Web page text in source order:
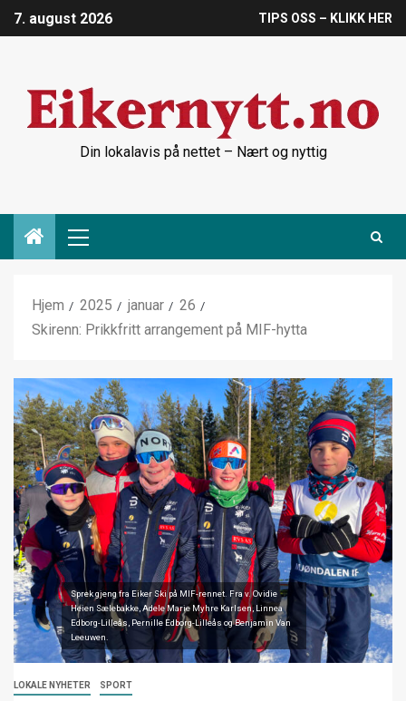
7. august 2026 TIPS OSS – KLIKK HER
Din lokalavis på nettet – Nært og nyttig
Hjem 2025 januar
26
Skirenn: Prikkfritt arrangement på MIF-hytta
Sprek gjeng fra Eiker Ski på MIF-rennet. Fra v. Ovidie
Heien Sælebakke, Adele Marie Myhre Karlsen, Linnea
Edborg-Lilleås, Pernille Edborg-Lilleås og Benjamin Van
Leeuwen.
LOKALE NYHETER SPORT